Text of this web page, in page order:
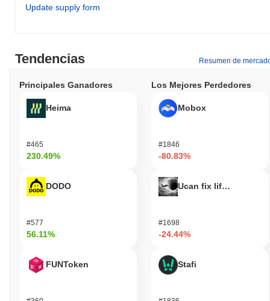
Update supply form
Tendencias Resumen de
Principales Ganadores
Heima
#465
230.49%
DODO
#577
56.11%
FUNToken
Los Mejores Perdedores
Mobox
#1846
-80.83%
Ucan fix life in1day
#1698
-24.44%
Stafi